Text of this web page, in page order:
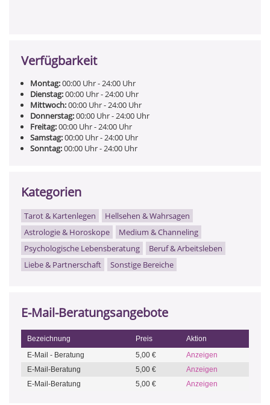
Verfügbarkeit
Montag:00:00 Uhr- 24:00 Uhr
Dienstag:00:00 Uhr- 24:00 Uhr
Mittwoch:00:00 Uhr- 24:00 Uhr
Donnerstag:00:00 Uhr- 24:00 Uhr
Freitag:00:00 Uhr- 24:00 Uhr
Samstag:00:00 Uhr- 24:00 Uhr
Sonntag:00:00 Uhr- 24:00 Uhr
Kategorien
Tarot & Kartenlegen
Hellsehen & Wahrsagen
Astrologie & Horoskope
Medium & Channeling
Psychologische Lebensberatung
Beruf & Arbeitsleben
Liebe & Partnerschaft
Sonstige Bereiche
E-Mail-Beratungsangebote
Bezeichnung Preis
Aktion
E-Mail - Beratung
5,00 €
Anzeigen
E-Mail-Beratung
5,00 €
Anzeigen
E-Mail-Beratung
5,00 € Anzeigen